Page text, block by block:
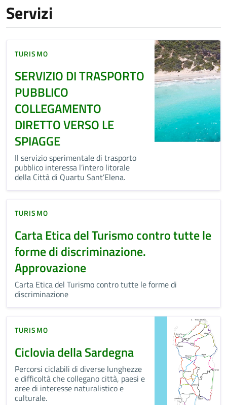
Servizi
TURISMO
SERVIZIO DI TRASPORTO
PUBBLICO
COLLEGAMENTO
DIRETTO VERSO LE
SPIAGGE
Il servizio sperimentale di trasporto
pubblico interessa l’intero litorale
della Città di Quartu Sant’Elena.
TURISMO
Carta Etica del Turismo contro tutte le
forme di discriminazione.
Approvazione
Carta Etica del Turismo contro tutte le forme di
discriminazione
TURISMO
Ciclovia della Sardegna
Percorsi ciclabili di diverse lunghezze
e difficoltà che collegano città, paesi e
aree di interesse naturalistico e
culturale.